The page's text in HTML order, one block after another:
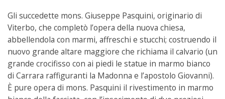
Gli succedette mons. Giuseppe Pasquini, originario di
Viterbo, che completò l’opera della nuova chiesa,
abbellendola con marmi, affreschi e stucchi; costruendo il
nuovo grande altare maggiore che richiama il calvario (un
grande crocifisso con ai piedi le statue in marmo bianco
di Carrara raffiguranti la Madonna e l’apostolo Giovanni).
È pure opera di mons. Pasquini il rivestimento in marmo